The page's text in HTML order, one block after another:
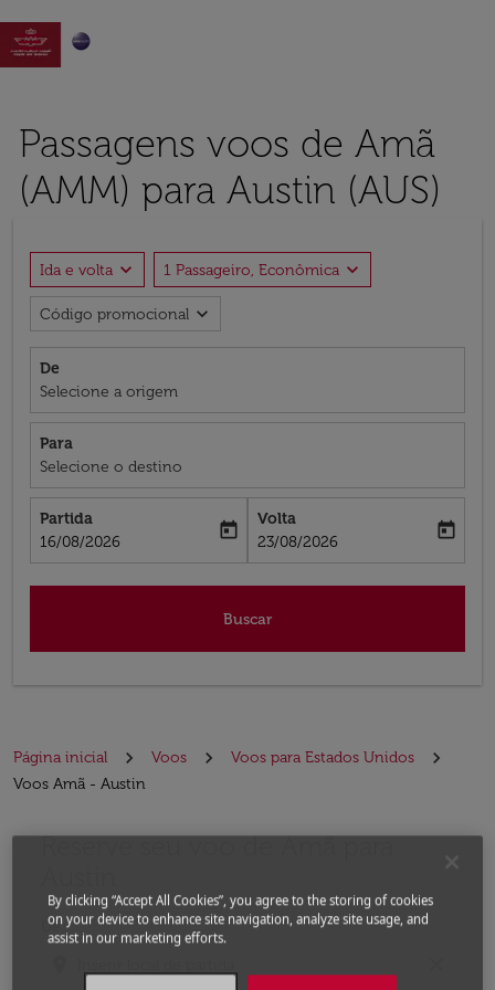

Passagens voos de Amã
(AMM) para Austin (AUS)
Ida e volta expand_more 1 Passageiro, Econômica expand_more
Código promocional expand_more
De
Selecione a origem
Para
Selecione o destino
Partida
fc-booking-departure-date-aria-label
16/08/2026
today
Volta
fc-booking-return-date-aria-label
23/08/2026
today
Buscar
Página inicial Voos
Voos para Estados Unidos
Voos Amã - Austin
Reserve seu voo de Amã para
De
Experimente atualizar a rota (partida e/ou destino)
By clicking “Accept All Cookies”, you agree to the storing of cookies
on your device to enhance site navigation, analyze site usage, and
assist in our marketing efforts.